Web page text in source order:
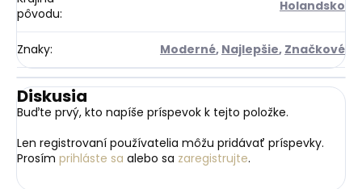
pôvodu: Holandsko
Znaky: Moderné, Najlepšie, Značkové
Diskusia
Buďte prvý, kto napíše príspevok k tejto položke.
Len registrovaní používatelia môžu pridávať príspevky.
Prosím prihláste sa alebo sa zaregistrujte.